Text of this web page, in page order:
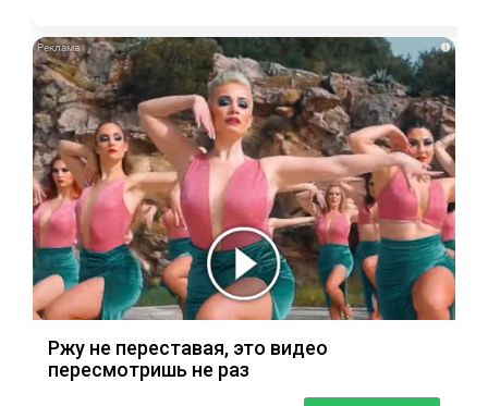
i
Ржу не переставая, это видео
пересмотришь не раз